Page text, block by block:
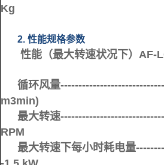
Kg
2. 性能规格参数
性能（最大转速状况下）AF-
循环风量
m3min)
最大转速
RPM
最大转速下每小时耗电量